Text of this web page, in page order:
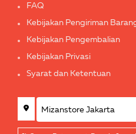
FAQ
Kebijakan Pengiriman
Kebijakan Pengembalian
Kebijakan Privasi
Syarat dan Ketentuan